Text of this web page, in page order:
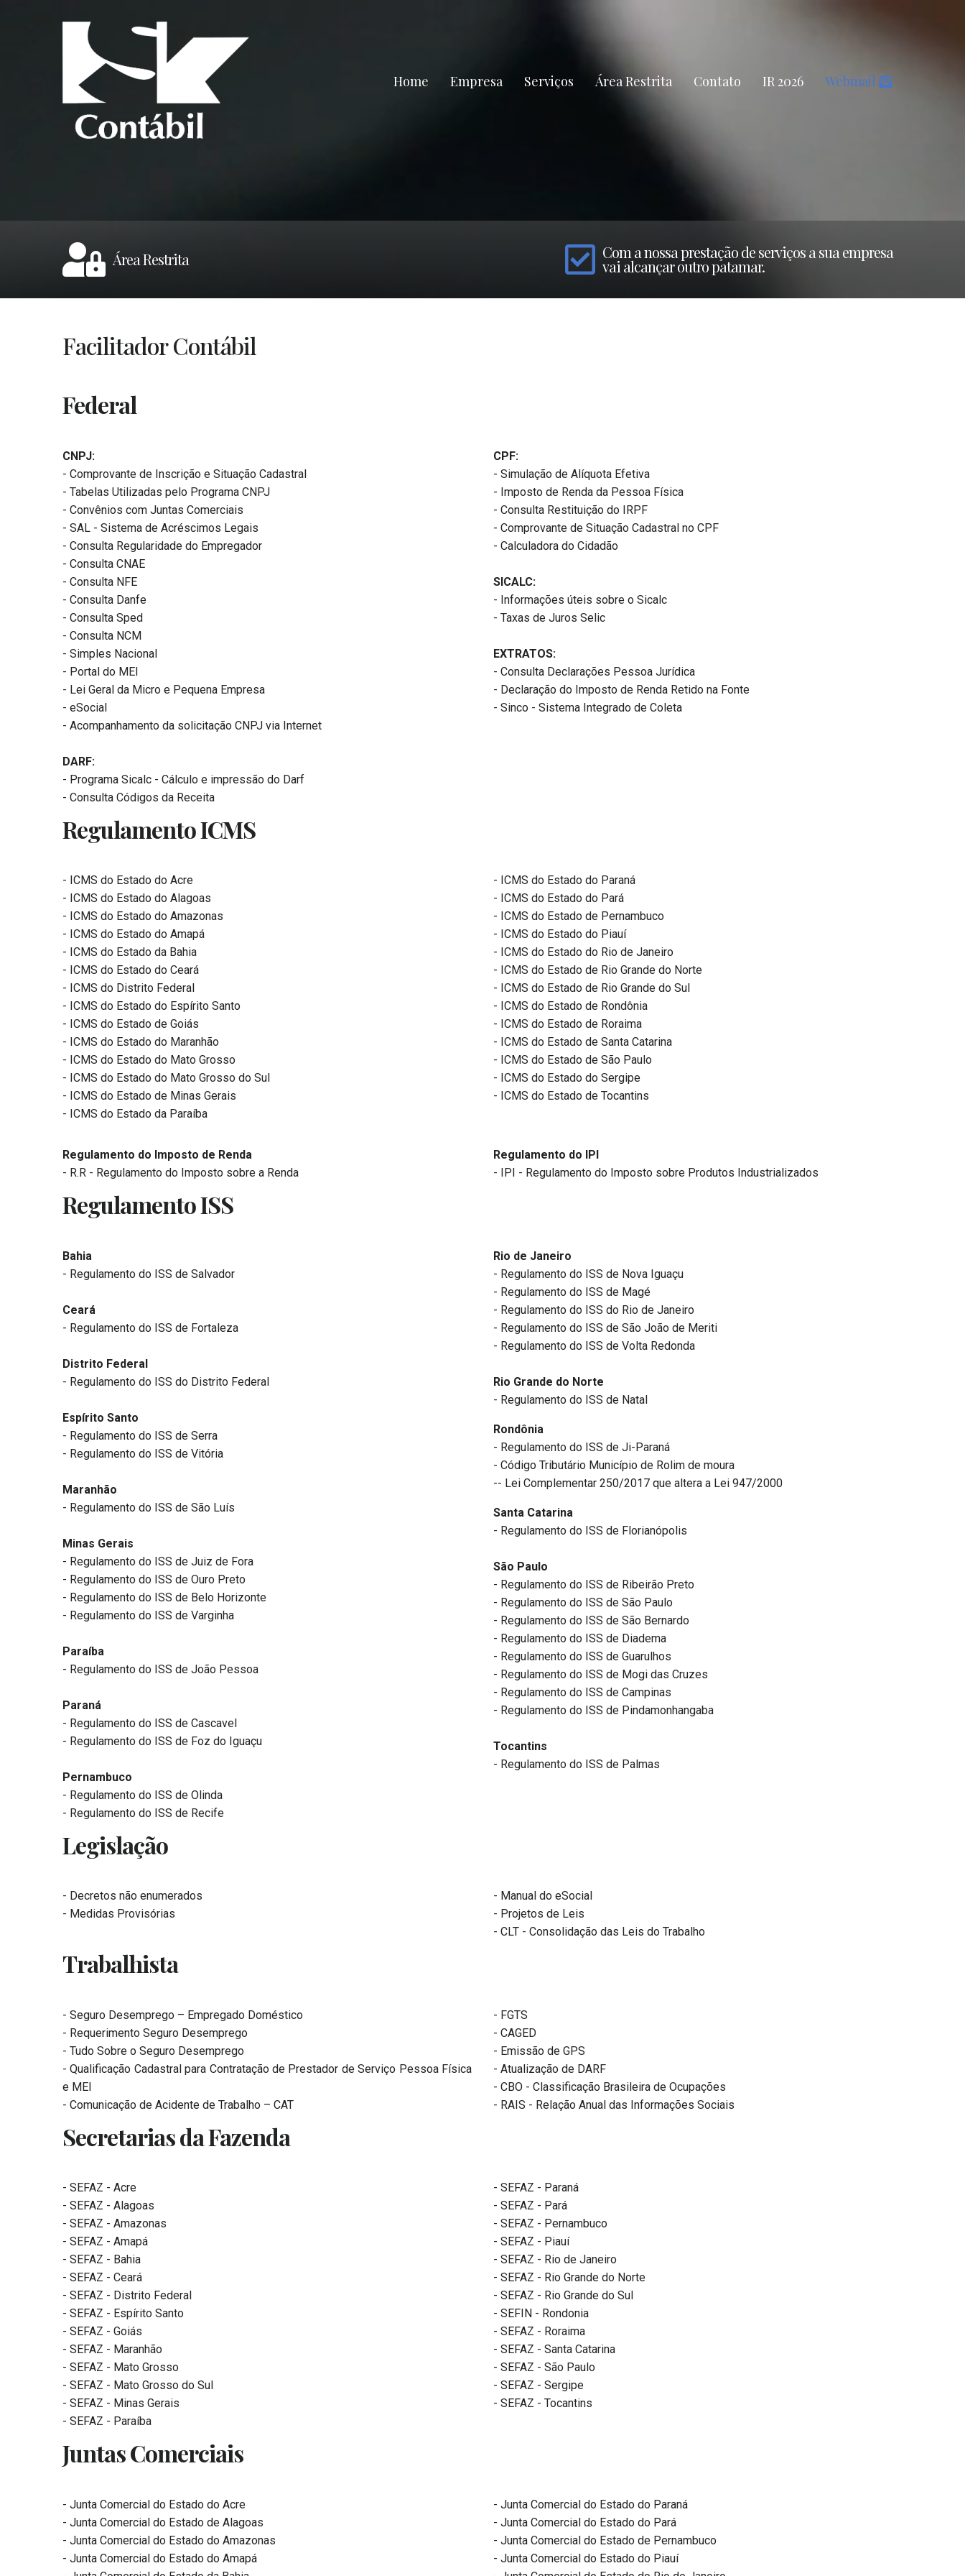
Home Empresa Serviços Área Restrita Contato IR 2026 Webmail
Área Restrita Com a nossa prestação de serviços a sua empresa
vai alcançar outro patamar.
Facilitador Contábil
Federal
CNPJ:
- Comprovante de Inscrição e Situação Cadastral
- Tabelas Utilizadas pelo Programa CNPJ
- Convênios com Juntas Comerciais
- SAL - Sistema de Acréscimos Legais
- Consulta Regularidade do Empregador
- Consulta CNAE
- Consulta NFE
- Consulta Danfe
- Consulta Sped
- Consulta NCM
- Simples Nacional
- Portal do MEI
- Lei Geral da Micro e Pequena Empresa
- eSocial
- Acompanhamento da solicitação CNPJ via Internet
DARF:
- Programa Sicalc - Cálculo e impressão do Darf
- Consulta Códigos da Receita
CPF:
- Simulação de Alíquota Efetiva
- Imposto de Renda da Pessoa Física
- Consulta Restituição do IRPF
- Comprovante de Situação Cadastral no CPF
- Calculadora do Cidadão
SICALC:
- Informações úteis sobre o Sicalc
- Taxas de Juros Selic
EXTRATOS:
- Consulta Declarações Pessoa Jurídica
- Declaração do Imposto de Renda Retido na Fonte
- Sinco - Sistema Integrado de Coleta
Regulamento ICMS
- ICMS do Estado do Acre
- ICMS do Estado do Alagoas
- ICMS do Estado do Amazonas
- ICMS do Estado do Amapá
- ICMS do Estado da Bahia
- ICMS do Estado do Ceará
- ICMS do Distrito Federal
- ICMS do Estado do Espírito Santo
- ICMS do Estado de Goiás
- ICMS do Estado do Maranhão
- ICMS do Estado do Mato Grosso
- ICMS do Estado do Mato Grosso do Sul
- ICMS do Estado de Minas Gerais
- ICMS do Estado da Paraíba
- ICMS do Estado do Paraná
- ICMS do Estado do Pará
- ICMS do Estado de Pernambuco
- ICMS do Estado do Piauí
- ICMS do Estado do Rio de Janeiro
- ICMS do Estado de Rio Grande do Norte
- ICMS do Estado de Rio Grande do Sul
- ICMS do Estado de Rondônia
- ICMS do Estado de Roraima
- ICMS do Estado de Santa Catarina
- ICMS do Estado de São Paulo
- ICMS do Estado do Sergipe
- ICMS do Estado de Tocantins
Regulamento do Imposto de Renda
- R.R - Regulamento do Imposto sobre a Renda
Regulamento do IPI
- IPI - Regulamento do Imposto sobre Produtos Industrializados
Regulamento ISS
Bahia
- Regulamento do ISS de Salvador
Ceará
- Regulamento do ISS de Fortaleza
Distrito Federal
- Regulamento do ISS do Distrito Federal
Espírito Santo
- Regulamento do ISS de Serra
- Regulamento do ISS de Vitória
Maranhão
- Regulamento do ISS de São Luís
Minas Gerais
- Regulamento do ISS de Juiz de Fora
- Regulamento do ISS de Ouro Preto
- Regulamento do ISS de Belo Horizonte
- Regulamento do ISS de Varginha
Paraíba
- Regulamento do ISS de João Pessoa
Paraná
- Regulamento do ISS de Cascavel
- Regulamento do ISS de Foz do Iguaçu
Pernambuco
- Regulamento do ISS de Olinda
- Regulamento do ISS de Recife
Rio de Janeiro
- Regulamento do ISS de Nova Iguaçu
- Regulamento do ISS de Magé
- Regulamento do ISS do Rio de Janeiro
- Regulamento do ISS de São João de Meriti
- Regulamento do ISS de Volta Redonda
Rio Grande do Norte
- Regulamento do ISS de Natal
Rondônia
- Regulamento do ISS de Ji-Paraná
- Código Tributário Município de Rolim de moura
-- Lei Complementar 250/2017 que altera a Lei 947/2000
Santa Catarina
- Regulamento do ISS de Florianópolis
São Paulo
- Regulamento do ISS de Ribeirão Preto
- Regulamento do ISS de São Paulo
- Regulamento do ISS de São Bernardo
- Regulamento do ISS de Diadema
- Regulamento do ISS de Guarulhos
- Regulamento do ISS de Mogi das Cruzes
- Regulamento do ISS de Campinas
- Regulamento do ISS de Pindamonhangaba
Tocantins
- Regulamento do ISS de Palmas
Legislação
- Decretos não enumerados
- Medidas Provisórias
- Manual do eSocial
- Projetos de Leis
- CLT - Consolidação das Leis do Trabalho
Trabalhista
- Seguro Desemprego – Empregado Doméstico
- Requerimento Seguro Desemprego
- Tudo Sobre o Seguro Desemprego
- Qualificação Cadastral para Contratação de Prestador de Serviço Pessoa Física
e MEI
- Comunicação de Acidente de Trabalho – CAT
- FGTS
- CAGED
- Emissão de GPS
- Atualização de DARF
- CBO - Classificação Brasileira de Ocupações
- RAIS - Relação Anual das Informações Sociais
Secretarias da Fazenda
- SEFAZ - Acre
- SEFAZ - Alagoas
- SEFAZ - Amazonas
- SEFAZ - Amapá
- SEFAZ - Bahia
- SEFAZ - Ceará
- SEFAZ - Distrito Federal
- SEFAZ - Espírito Santo
- SEFAZ - Goiás
- SEFAZ - Maranhão
- SEFAZ - Mato Grosso
- SEFAZ - Mato Grosso do Sul
- SEFAZ - Minas Gerais
- SEFAZ - Paraíba
- SEFAZ - Paraná
- SEFAZ - Pará
- SEFAZ - Pernambuco
- SEFAZ - Piauí
- SEFAZ - Rio de Janeiro
- SEFAZ - Rio Grande do Norte
- SEFAZ - Rio Grande do Sul
- SEFIN - Rondonia
- SEFAZ - Roraima
- SEFAZ - Santa Catarina
- SEFAZ - São Paulo
- SEFAZ - Sergipe
- SEFAZ - Tocantins
Juntas Comerciais
- Junta Comercial do Estado do Acre
- Junta Comercial do Estado de Alagoas
- Junta Comercial do Estado do Amazonas
- Junta Comercial do Estado do Amapá
- Junta Comercial do Estado do Paraná
- Junta Comercial do Estado do Pará
- Junta Comercial do Estado de Pernambuco
- Junta Comercial do Estado do Piauí